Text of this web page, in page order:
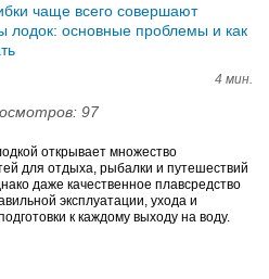
чаще всего совершают
лодок: основные проблемы и как
4 мин.
97
открывает множество
для отдыха, рыбалки и путешествий
даже качественное плавсредство
эксплуатации, ухода и
к каждому выходу на воду.